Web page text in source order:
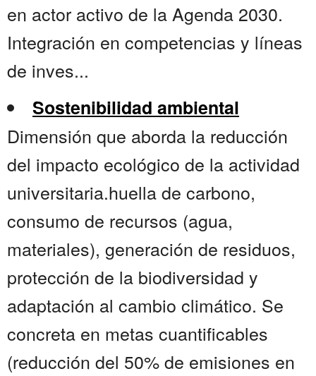
en actor activo de la Agenda 2030.
Integración en competencias y líneas
de inves...
Sostenibilidad ambiental
Dimensión que aborda la reducción
del impacto ecológico de la actividad
universitaria.huella de carbono,
consumo de recursos (agua,
materiales), generación de residuos,
protección de la biodiversidad y
adaptación al cambio climático. Se
concreta en metas cuantificables
(reducción del 50% de emisiones en